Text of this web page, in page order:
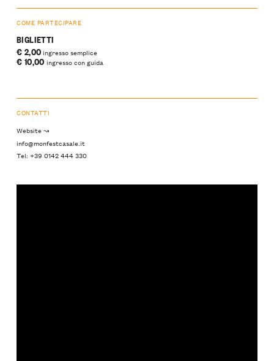
COME PARTECIPARE
BIGLIETTI
€ 2,00ingresso semplice
€ 10,00 ingresso con guida
CONTATTI
Website ↝
info@monfestcasale.it
Tel: +39 0142 444 330